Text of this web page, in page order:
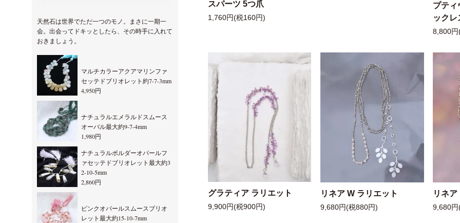
スパーツ 5つ爪
1,760円(税160円)
プティ
ックレ
8,800円
グラティア ラリエット
9,900円(税900円)
リネア W ラリエット
9,680円(税880円)
リネア
9,680円
天然石は世界でただ一つのモノ。まさに一期一
会。出会ってドキッとしたら、その時手に入れて
おきましょう。
マルチカラーアクアマリンファ
セッテドブリオレット約7-7-3mm
4,950円
ナチュラルエメラルドスムース
オーバル最大約9-7-4mm
1,980円
ナチュラルボルダーオパールフ
ァセッテドブリオレット最大約3
2-10-5mm
2,860円
ピンクオパールスムースブリオ
レット最大約15-10-7mm